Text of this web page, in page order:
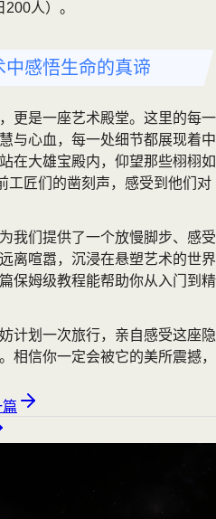
人）。
感悟生命的真谛
更是一座艺术殿堂。这里的每一
与心血，每一处细节都展现着中
在大雄宝殿内，仰望那些栩栩如
工匠们的凿刻声，感受到他们对
我们提供了一个放慢脚步、感受
离喧嚣，沉浸在悬塑艺术的世界
保姆级教程能帮助你从入门到精
计划一次旅行，亲自感受这座隐
相信你一定会被它的美所震撼，